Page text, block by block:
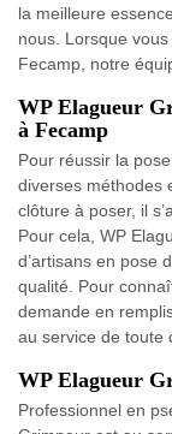
la meilleure
nous. Lorsque
Fecamp, notre
WP Elagueur
à Fecamp
Pour réussir la
diverses méthodes
clôture à poser, il
Pour cela, WP
d’artisans en pose
qualité. Pour
demande en
au service de toute
WP Elagueur
Professionnel en